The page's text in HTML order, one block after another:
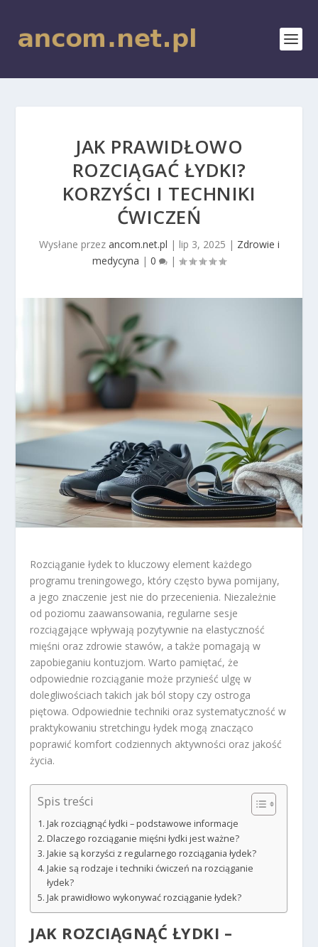
JAK PRAWIDŁOWO
ROZCIĄGAĆ ŁYDKI?
KORZYŚCI I TECHNIKI
ĆWICZEŃ
Wysłane przez ancom.net.pl | lip 3, 2025 | Zdrowie i
medycyna | 0 |
Rozciąganie łydek to kluczowy element każdego
programu treningowego, który często bywa pomijany,
a jego znaczenie jest nie do przecenienia. Niezależnie
od poziomu zaawansowania, regularne sesje
rozciągające wpływają pozytywnie na elastyczność
mięśni oraz zdrowie stawów, a także pomagają w
zapobieganiu kontuzjom. Warto pamiętać, że
odpowiednie rozciąganie może przynieść ulgę w
dolegliwościach takich jak ból stopy czy ostroga
piętowa. Odpowiednie techniki oraz systematyczność w
praktykowaniu stretchingu łydek mogą znacząco
poprawić komfort codziennych aktywności oraz jakość
życia.
Spis treści
Jak rozciągnąć łydki – podstawowe informacje
Dlaczego rozciąganie mięśni łydki jest ważne?
Jakie są korzyści z regularnego rozciągania łydek?
Jakie są rodzaje i techniki ćwiczeń na rozciąganie
łydek?
Jak prawidłowo wykonywać rozciąganie łydek?
JAK ROZCIĄGNĄĆ ŁYDKI –